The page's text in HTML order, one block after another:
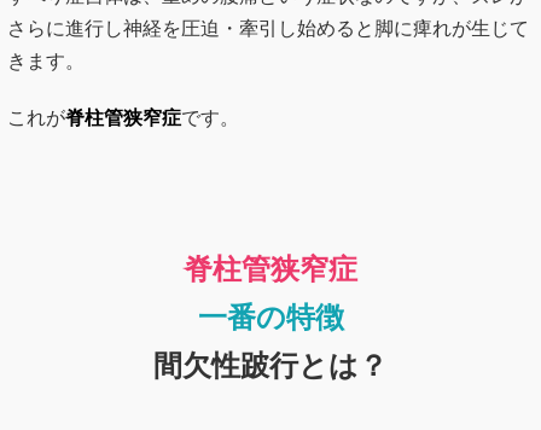
さらに進行し神経を圧迫・牽引し始めると脚に痺れが生じて
きます。
これが脊柱管狭窄症です。
脊柱管狭窄症
一番の特徴
間欠性跛行とは？